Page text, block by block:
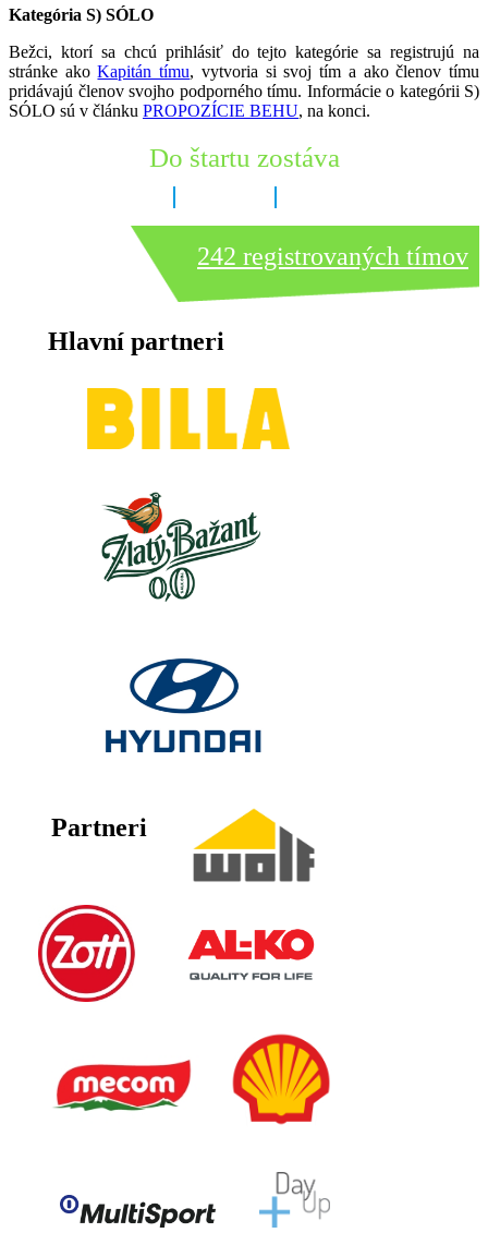
Kategória S) SÓLO
Bežci, ktorí sa chcú prihlásiť do tejto kategórie sa registrujú na
stránke akoKapitán tímu, vytvoria si svoj tím a ako členov tímu
pridávajú členov svojho podporného tímu. Informácie o kategórii S)
SÓLO sú v článku PROPOZÍCIE BEHU, na konci.
Do štartu zostáva
242 registrovaných tímov
Hlavní partneri
Partneri